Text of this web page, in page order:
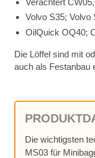
Vol­vo S35; Vol­vo
Oil­Quick OQ40;
Die Löf­fel sind mit
auch als Fest­an­bau
Die wich­tigs­ten
MS03 für